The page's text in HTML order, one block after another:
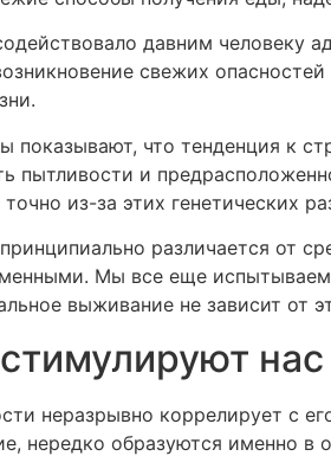
давним человеку
свежих
показывают, что тенденция к
пытливости и
из-за этих генетических
различается от
Мы все еще испытываем
выживание не зависит от
неразрывно коррелирует с
нередко образуются именно в